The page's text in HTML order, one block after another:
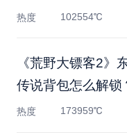
难
热度 102554℃
《荒野大镖客2》
传说背包怎么解锁
部传
热度 173959℃